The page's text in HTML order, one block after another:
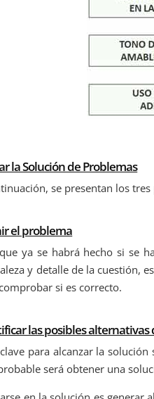
la Solución de Problemas
se presentan los
el problema
ya se habrá hecho si se
y detalle de la cuestión,
si es correcto.
las posibles alternativas
para alcanzar la
será obtener una